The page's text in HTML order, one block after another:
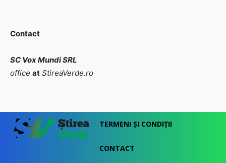
Contact
SC Vox Mundi SRL
office at StireaVerde.ro
TERMENI ȘI CONDIȚII
CONTACT